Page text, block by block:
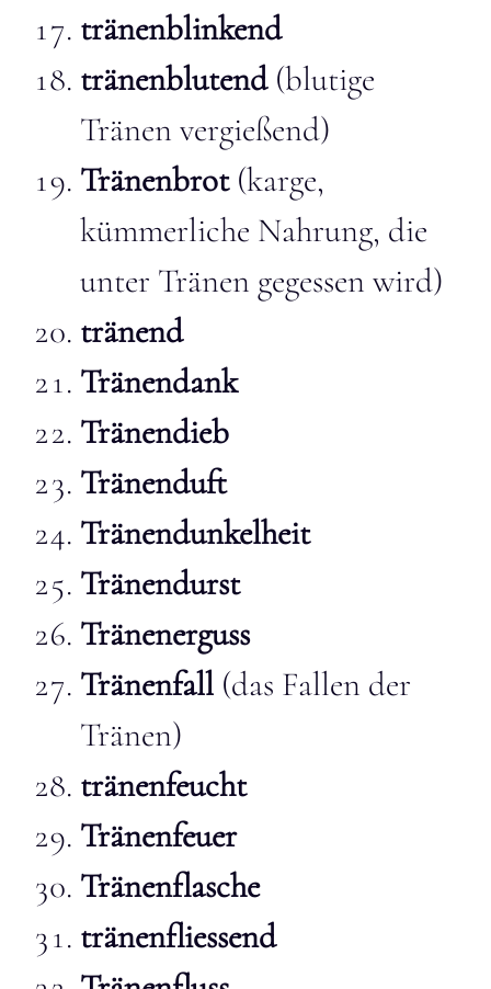
tränenblinkend
tränenblutend(blutige
Tränen vergießend)
Tränenbrot(karge,
kümmerliche Nahrung, die
unter Tränen gegessen wird)
tränend
Tränendank
Tränendieb
Tränenduft
Tränendunkelheit
Tränendurst
Tränenerguss
Tränenfall (das Fallen der
Tränen)
tränenfeucht
Tränenfeuer
Tränenflasche
tränenfliessend